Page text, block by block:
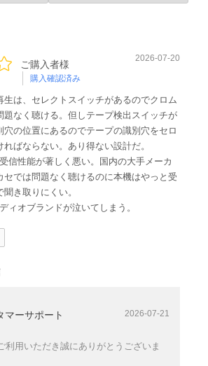
ご購入者様
購入確認済み
2026-07-20
生は、セレクトスイッチがあるのでクロム
題なく聴ける。但しテープ検出スイッチが
穴の位置にあるのでテープの識別穴をセロ
ばならない。あり得ない設計だ。
信性能が著しく悪い。国内の大手メーカ
セでは問題なく聴けるのに本機はやっと受
き取りにくい。
ィオブランドが泣いてしまう。
マーサポート 2026-07-21
利用いただき誠にありがとうございま